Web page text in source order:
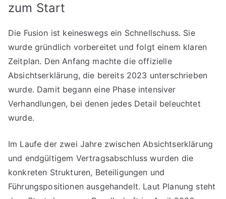
zum Start
Die Fusion ist keineswegs ein Schnellschuss. Sie
wurde gründlich vorbereitet und folgt einem klaren
Zeitplan. Den Anfang machte die offizielle
Absichtserklärung, die bereits 2023 unterschrieben
wurde. Damit begann eine Phase intensiver
Verhandlungen, bei denen jedes Detail beleuchtet
wurde.
Im Laufe der zwei Jahre zwischen Absichtserklärung
und endgültigem Vertragsabschluss wurden die
konkreten Strukturen, Beteiligungen und
Führungspositionen ausgehandelt. Laut Planung steht